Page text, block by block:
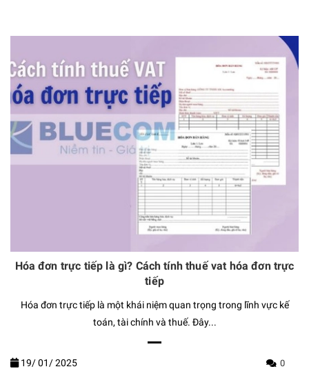
Hóa đơn trực tiếp là gì? Cách tính thuế vat hóa đơn trực
tiếp
Hóa đơn trực tiếp là một khái niệm quan trọng trong lĩnh vực kế
toán, tài chính và thuế. Đây...
19/01/2025 0